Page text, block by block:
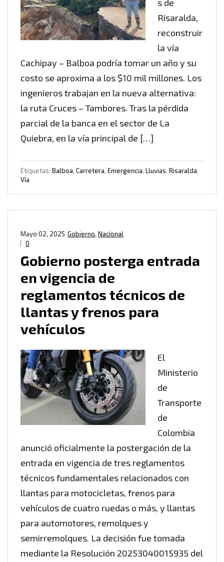
s de
Risaralda,
reconstruir
la vía
Cachipay – Balboa podría tomar un año y su
costo se aproxima a los $10 mil millones. Los
ingenieros trabajan en la nueva alternativa:
la ruta Cruces – Tambores. Tras la pérdida
parcial de la banca en el sector de La
Quiebra, en la vía principal de […]
Etiquetas: Balboa, Carretera, Emergencia, Lluvias, Risaralda,
Vía
Gobierno, Nacional
Mayo 02, 2025
0
Gobierno posterga entrada
en vigencia de
reglamentos técnicos de
llantas y frenos para
vehículos
El
Ministerio
de
Transporte
de
Colombia
anunció oficialmente la postergación de la
entrada en vigencia de tres reglamentos
técnicos fundamentales relacionados con
llantas para motocicletas, frenos para
vehículos de cuatro ruedas o más, y llantas
para automotores, remolques y
semirremolques. La decisión fue tomada
mediante la Resolución 20253040015935 del